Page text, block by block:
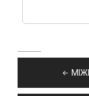
записів